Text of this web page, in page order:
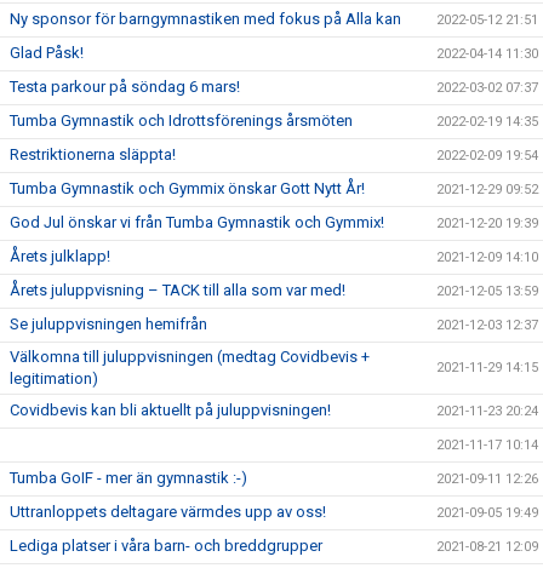
Ny sponsor för barngymnastiken med fokus på Alla kan 2022-05-12 21:51
Glad Påsk! 2022-04-14 11:30
Testa parkour på söndag 6 mars! 2022-03-02 07:37
Tumba Gymnastik och Idrottsförenings årsmöten 2022-02-19 14:35
Restriktionerna släppta! 2022-02-09 19:54
Tumba Gymnastik och Gymmix önskar Gott Nytt År! 2021-12-29 09:52
God Jul önskar vi från Tumba Gymnastik och Gymmix! 2021-12-20 19:39
Årets julklapp! 2021-12-09 14:10
Årets juluppvisning – TACK till alla som var med! 2021-12-05 13:59
Se juluppvisningen hemifrån 2021-12-03 12:37
Välkomna till juluppvisningen (medtag Covidbevis +
legitimation)
2021-11-29 14:15
Covidbevis kan bli aktuellt på juluppvisningen! 2021-11-23 20:24
2021-11-17 10:14
Tumba GoIF - mer än gymnastik :-) 2021-09-11 12:26
Uttranloppets deltagare värmdes upp av oss! 2021-09-05 19:49
Lediga platser i våra barn- och breddgrupper 2021-08-21 12:09